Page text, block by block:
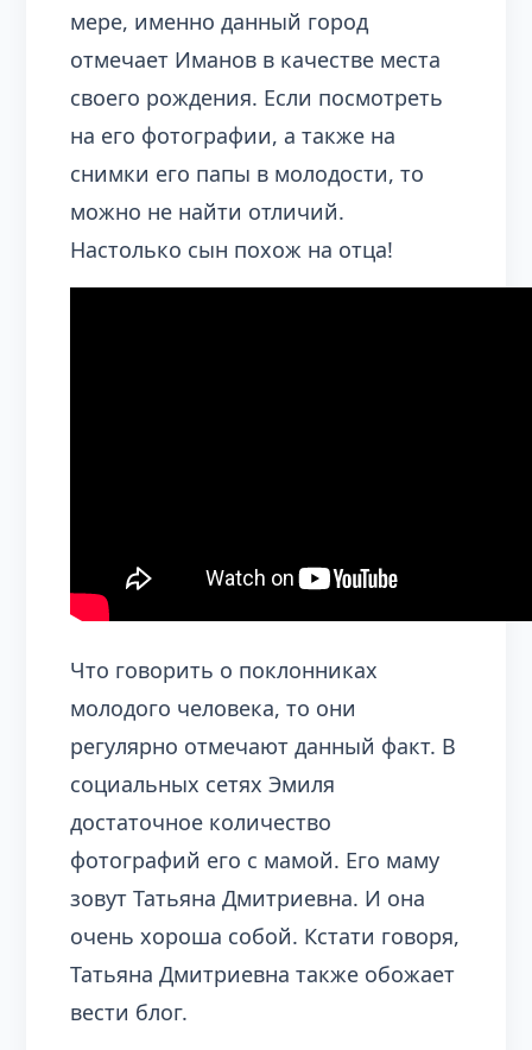
мере, именно данный город
отмечает Иманов в качестве места
своего рождения. Если посмотреть
на его фотографии, а также на
снимки его папы в молодости, то
можно не найти отличий.
Настолько сын похож на отца!
Что говорить о поклонниках
молодого человека, то они
регулярно отмечают данный факт. В
социальных сетях Эмиля
достаточное количество
фотографий его с мамой. Его маму
зовут Татьяна Дмитриевна. И она
очень хороша собой. Кстати говоря,
Татьяна Дмитриевна также обожает
вести блог.